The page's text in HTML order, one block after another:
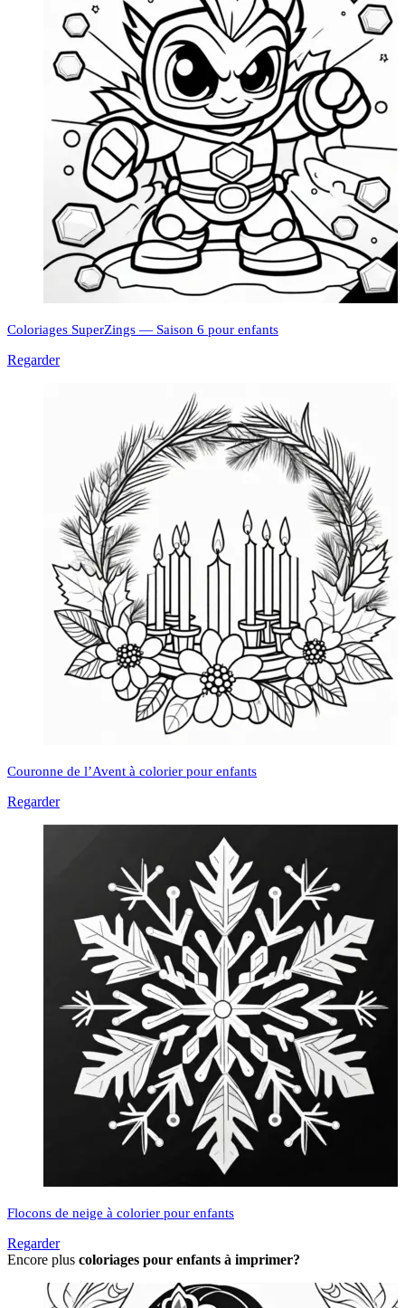
Coloriages SuperZings — Saison 6 pour enfants
Regarder
Couronne de l’Avent à colorier pour enfants
Regarder
Flocons de neige à colorier pour enfants
Regarder
Encore plus coloriages pour enfants à imprimer?